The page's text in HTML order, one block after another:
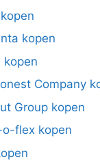
kopen
kopen
Company
Group kopen
flex kopen